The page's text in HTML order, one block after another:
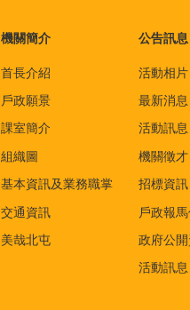
機關簡介
首長介紹
戶政願景
課室簡介
組織圖
基本資訊及業務職掌
交通資訊
美哉北屯
公告訊息
活動相片
最新消息
活動訊息
機關徵才
招標資訊
戶政報
政府公
活動訊息